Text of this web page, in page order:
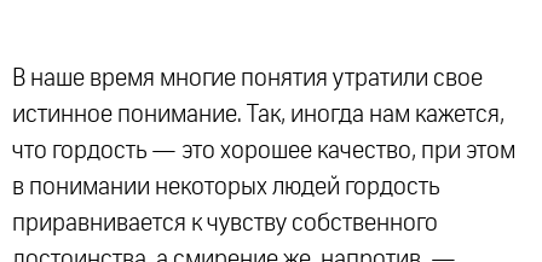
В наше время многие понятия утратили свое
истинное понимание. Так, иногда нам кажется,
что гордость — это хорошее качество, при этом
в понимании некоторых людей гордость
приравнивается к чувству собственного